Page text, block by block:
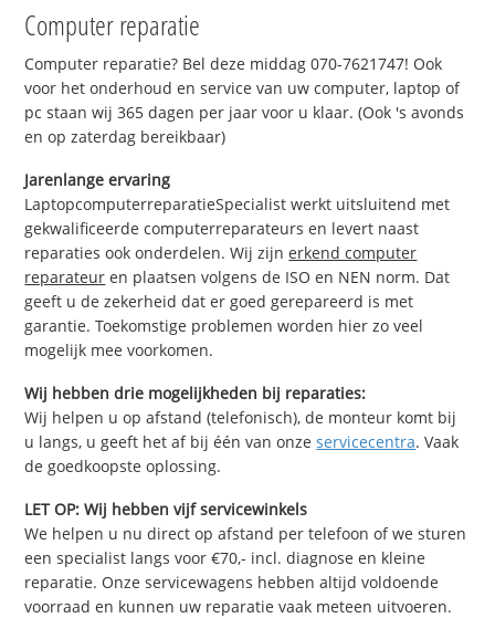
Computer reparatie
Computer reparatie? Bel deze middag 070-7621747! Ook
voor het onderhoud en service van uw computer, laptop of
pc staan wij 365 dagen per jaar voor u klaar. (Ook 's avonds
en op zaterdag bereikbaar)
Jarenlange ervaring
LaptopcomputerreparatieSpecialist werkt uitsluitend met
gekwalificeerde computerreparateurs en levert naast
reparaties ook onderdelen. Wij zijnerkend computer
reparateur en plaatsen volgens de ISO en NEN norm. Dat
geeft u de zekerheid dat er goed gerepareerd is met
garantie. Toekomstige problemen worden hier zo veel
mogelijk mee voorkomen.
Wij hebben drie mogelijkheden bij reparaties:
Wij helpen u op afstand (telefonisch), de monteur komt bij
u langs, u geeft het af bij één van onzeservicecentra. Vaak
de goedkoopste oplossing.
LET OP: Wij hebben vijf servicewinkels
We helpen u nu direct op afstand per telefoon of we sturen
een specialist langs voor €70,- incl. diagnose en kleine
reparatie. Onze servicewagens hebben altijd voldoende
voorraad en kunnen uw reparatie vaak meteen uitvoeren.